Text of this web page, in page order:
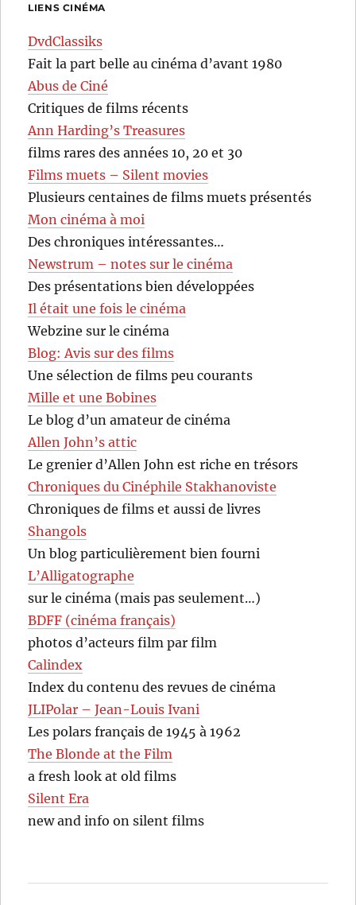
LIENS CINÉMA
DvdClassiks
Fait la part belle au cinéma d’avant 1980
Abus de Ciné
Critiques de films récents
Ann Harding’s Treasures
films rares des années 10, 20 et 30
Films muets – Silent movies
Plusieurs centaines de films muets présentés
Mon cinéma à moi
Des chroniques intéressantes…
Newstrum – notes sur le cinéma
Des présentations bien développées
Il était une fois le cinéma
Webzine sur le cinéma
Blog: Avis sur des films
Une sélection de films peu courants
Mille et une Bobines
Le blog d’un amateur de cinéma
Allen John’s attic
Le grenier d’Allen John est riche en trésors
Chroniques du Cinéphile Stakhanoviste
Chroniques de films et aussi de livres
Shangols
Un blog particulièrement bien fourni
L’Alligatographe
sur le cinéma (mais pas seulement…)
BDFF (cinéma français)
photos d’acteurs film par film
Calindex
Index du contenu des revues de cinéma
JLIPolar – Jean-Louis Ivani
Les polars français de 1945 à 1962
The Blonde at the Film
a fresh look at old films
Silent Era
new and info on silent films